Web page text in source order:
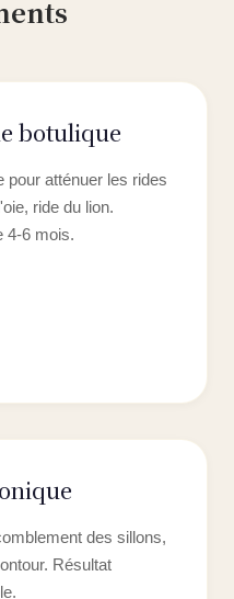
botulique
pour atténuer les rides
ride du lion.
4-6 mois.
des sillons,
Résultat